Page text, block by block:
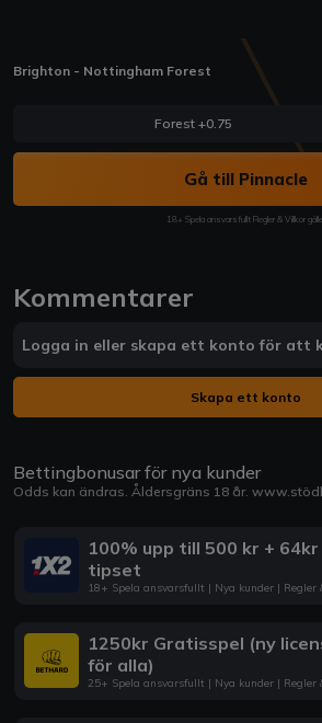
Brighton - Nottingham Forest
Forest +0.75
Gå till Pinnacle
18+ Spela ansvarsfullt Regler & Villkor
Kommentarer
Logga in eller skapa ett konto för att
Skapa ett konto
Bettingbonusar för nya kunder
Odds kan ändras. Åldersgräns 18 år.
100% upp till 500 kr +
tipset
18+ Spela ansvarsfullt | Nya kunder | Regler
1250kr Gratisspel (ny
för alla)
25+ Spela ansvarsfullt | Nya kunder | Regler